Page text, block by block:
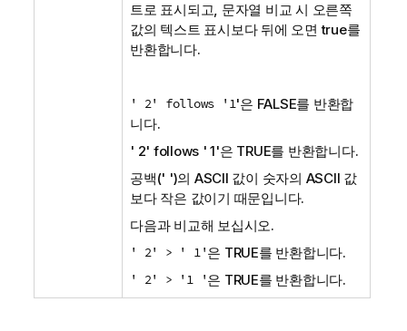
트로 표시되고, 문자열 비교 시 오른쪽
값의 텍스트 표시보다 뒤에 오면 true를
반환합니다.
' 2' follows '1'은 FALSE를 반환합
니다.
' 2' follows ' 1'은 TRUE를 반환합니다.
공백(' ')의 ASCII 값이 숫자의 ASCII 값
보다 작은 값이기 때문입니다.
다음과 비교해 보십시오.
' 2' > ' 1'은 TRUE를 반환합니다.
' 2' > '1 '은 TRUE를 반환합니다.